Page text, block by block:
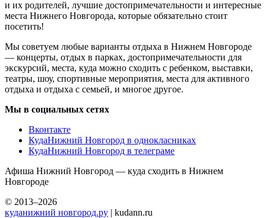
и их родителей, лучшие достопримечательности и интересные
места Нижнего Новгорода, которые обязательно стоит
посетить!
Мы советуем любые варианты отдыха в Нижнем Новгороде
— концерты, отдых в парках, достопримечательности для
экскурсий, места, куда можно сходить с ребенком, выставки,
театры, шоу, спортивные мероприятия, места для активного
отдыха и отдыха с семьей, и многое другое.
Мы в социальных сетях
Вконтакте
КудаНижний Новгород в однокласниках
КудаНижний Новгород в телеграме
Афиша Нижний Новгород — куда сходить в Нижнем
Новгороде
© 2013–2026
куданижний новгород.ру | kudann.ru